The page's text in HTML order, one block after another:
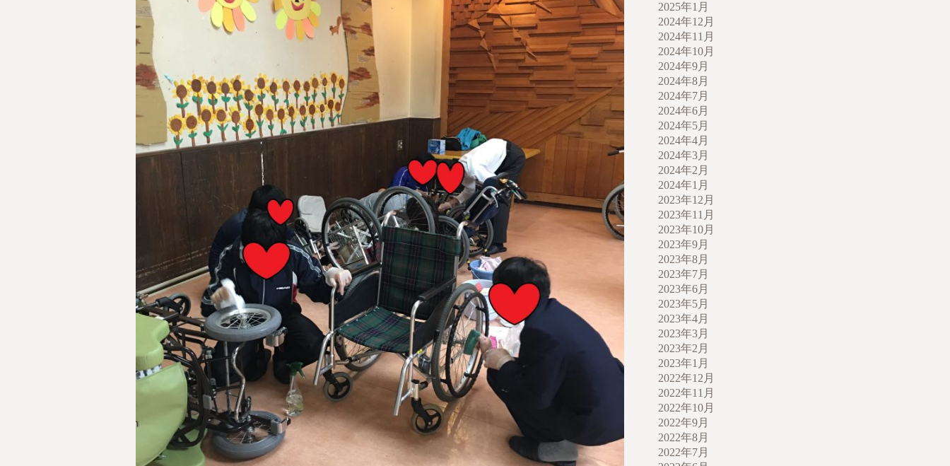
2025年1月
2024年12月
2024年11月
2024年10月
2024年9月
2024年8月
2024年7月
2024年6月
2024年5月
2024年4月
2024年3月
2024年2月
2024年1月
2023年12月
2023年11月
2023年10月
2023年9月
2023年8月
2023年7月
2023年6月
2023年5月
2023年4月
2023年3月
2023年2月
2023年1月
2022年12月
2022年11月
2022年10月
2022年9月
2022年8月
2022年7月